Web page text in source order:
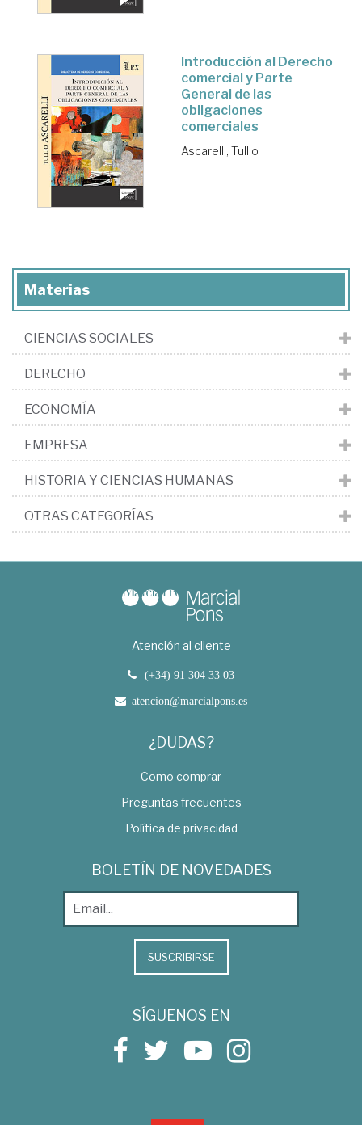
Introducción al Derecho
comercial y Parte
General de las
obligaciones
comerciales
Ascarelli, Tullio
Materias
CIENCIAS SOCIALES
DERECHO
ECONOMÍA
EMPRESA
HISTORIA Y CIENCIAS HUMANAS
OTRAS CATEGORÍAS
Atención al cliente
(+34) 91 304 33 03
atencion@marcialpons.es
¿DUDAS?
Como comprar
Preguntas frecuentes
Política de privacidad
BOLETÍN DE NOVEDADES
SUSCRIBIRSE
SÍGUENOS EN